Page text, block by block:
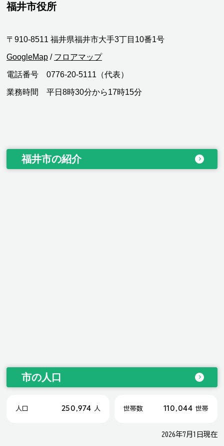
福井市役所
〒910-8511 福井県福井市大手3丁目10番1号
GoogleMap / フロアマップ
電話番号 0776-20-5111（代表）
業務時間 平日8時30分から17時15分
福井市の紹介
市の人口
人口 250,974 人 世帯数 110,044 世帯
2026年7月1日現在